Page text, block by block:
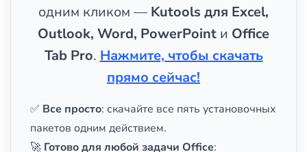
одним кликом — Kutools для Excel,
Outlook, Word, PowerPoint и Office
Tab Pro. Нажмите, чтобы скачать
прямо сейчас!
✅ Все просто: скачайте все пять установочных
пакетов одним действием.
🚀 Готово для любой задачи Office: